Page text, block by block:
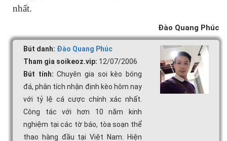
nhất.
Đào Quang Phúc
Bút danh: Đào Quang Phúc
Tham gia soikeoz.vip: 12/07/2006
Bút tính: Chuyên gia soi kèo bóng
đá, phân tích nhận định kèo hôm nay
với tỷ lệ cá cược chính xác nhất.
Công tác với hơn 10 năm kinh
nghiệm tại các tờ báo, tòa soạn thể
thao hàng đầu tại Việt Nam. Hiện